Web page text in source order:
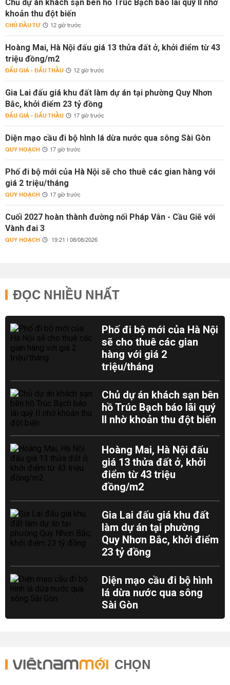
Chủ dự án khách sạn bên hồ Trúc Bạch báo lãi quý II nhờ
khoản thu đột biến
CHỦ ĐẦU TƯ 12 giờ trước
Hoàng Mai, Hà Nội đấu giá 13 thửa đất ở, khởi điểm từ 43
triệu đồng/m2
ĐẤU GIÁ - ĐẤU THẦU 12 giờ trước
Gia Lai đấu giá khu đất làm dự án tại phường Quy Nhơn
Bắc, khởi điểm 23 tỷ đồng
ĐẤU GIÁ - ĐẤU THẦU 17 giờ trước
Diện mạo cầu đi bộ hình lá dừa nước qua sông Sài Gòn
QUY HOẠCH 17 giờ trước
Phố đi bộ mới của Hà Nội sẽ cho thuê các gian hàng với
giá 2 triệu/tháng
QUY HOẠCH 17 giờ trước
Cuối 2027 hoàn thành đường nối Pháp Vân - Cầu Giẽ với
Vành đai 3
QUY HOẠCH 19:21 | 08/08/2026
ĐỌC NHIỀU NHẤT
Phố đi bộ mới của Hà Nội
sẽ cho thuê các gian
hàng với giá 2
triệu/tháng
Chủ dự án khách sạn bên
hồ Trúc Bạch báo lãi quý
II nhờ khoản thu đột biến
Hoàng Mai, Hà Nội đấu
giá 13 thửa đất ở, khởi
điểm từ 43 triệu
đồng/m2
Gia Lai đấu giá khu đất
làm dự án tại phường
Quy Nhơn Bắc, khởi điểm
23 tỷ đồng
Diện mạo cầu đi bộ hình
lá dừa nước qua sông
Sài Gòn
CHỌN